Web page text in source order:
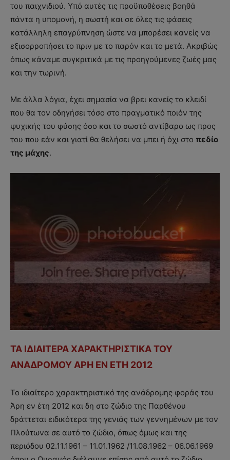
του παιχνιδιού. Υπό αυτές τις προϋποθέσεις βοηθά
πάντα η υπομονή, η σωστή και σε όλες τις φάσεις
κατάλληλη επαγρύπνηση ώστε να μπορέσει κανείς να
εξισορροπήσει το πριν με το παρόν και το μετά. Ακριβώς
όπως κάναμε συγκριτικά με τις προηγούμενες ζωές μας
και την τωρινή.
Με άλλα λόγια, έχει σημασία να βρει κανείς το κλειδί
που θα τον οδηγήσει τόσο στο πραγματικό ποιόν της
ψυχικής του φύσης όσο και το σωστό αντίβαρο ως προς
του που εάν και γιατί θα θελήσει να μπει ή όχι στο πεδίο
της μάχης.
ΤΑ ΙΔΙΑΙΤΕΡΑ ΧΑΡΑΚΤΗΡΙΣΤΙΚΑ ΤΟΥ
ΑΝΑΔΡΟΜΟΥ ΑΡΗ ΕΝ ΕΤΗ 2012
Το ιδιαίτερο χαρακτηριστικό της ανάδρομης φοράς του
Άρη εν έτη 2012 και δη στο ζώδιο της Παρθένου
δράττεται ειδικότερα της γενιάς των γεννημένων με τον
Πλούτωνα σε αυτό το ζώδιο, όπως όμως και της
περιόδου 02.11.1961 – 11.01.1962 /11.08.1962 – 06.06.1969